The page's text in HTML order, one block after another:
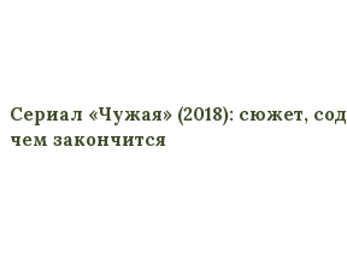
Сериал «Чужая» (2018): сюжет,
чем закончится